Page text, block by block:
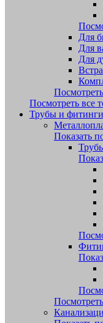
Для
Для
Для
Посмотреть все
Трубы и фитинги
Показать